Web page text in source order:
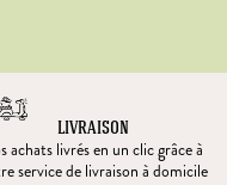
LIVRAISON
achats livrés en un clic grâce à
service de livraison à domicile